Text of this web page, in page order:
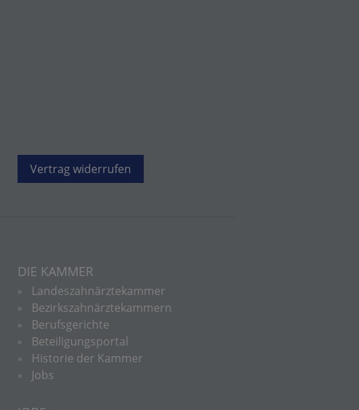
Vertrag widerrufen
DIE KAMMER
Landeszahnärztekammer
Bezirkszahnärztekammern
Berufsgerichte
Beteiligungsportal
Historie der Kammer
Jobs